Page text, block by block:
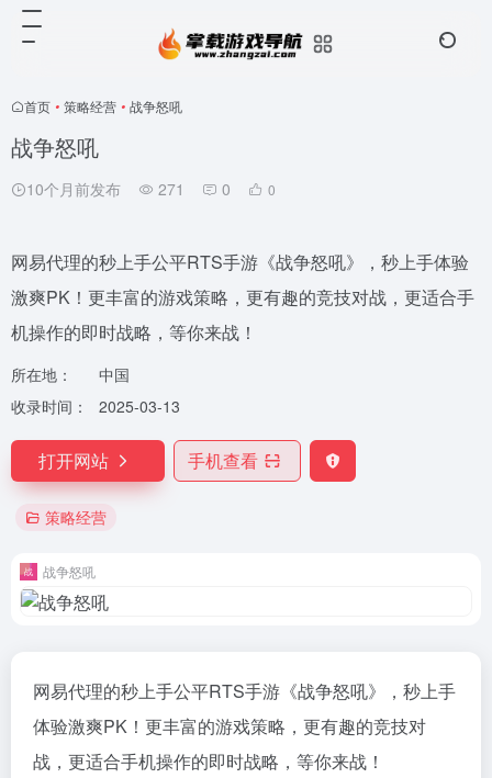
首页 • 策略经营 • 战争怒吼
战争怒吼
10个月前发布 271 0 0
网易代理的秒上手公平RTS手游《战争怒吼》，秒上手体验
激爽PK！更丰富的游戏策略，更有趣的竞技对战，更适合手
机操作的即时战略，等你来战！
所在地：
中国
收录时间：
2025-03-13
打开网站 手机查看
策略经营
战争怒吼
网易代理的秒上手公平RTS手游《战争怒吼》，秒上手
体验激爽PK！更丰富的游戏策略，更有趣的竞技对
战，更适合手机操作的即时战略，等你来战！